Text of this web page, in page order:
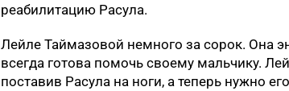
реабилитацию Расула.
Лейле Таймазовой немного за сорок. Она
всегда готова помочь своему мальчику.
поставив Расула на ноги, а теперь нужно